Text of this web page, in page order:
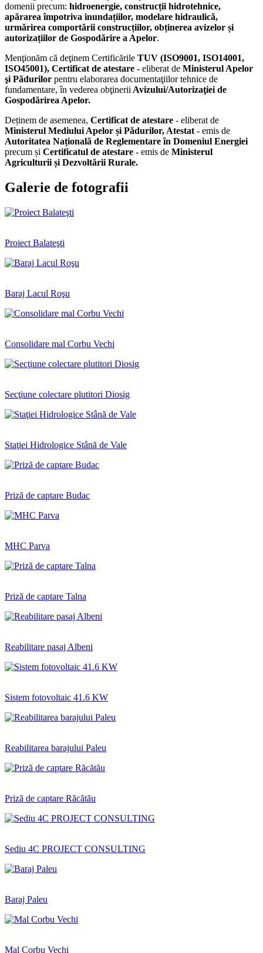
domenii precum: hidroenergie, construcții hidrotehnice,
apărarea împotriva inundațiilor, modelare hidraulică,
urmărirea comportării construcțiilor, obținerea avizelor și
autorizațiilor de Gospodărire a Apelor.
Menţionăm că deţinem Certificările TUV (ISO9001, ISO14001,
ISO45001), Certificat de atestare - eliberat de Ministerul Apelor
şi Pădurilor pentru elaborarea documentaţiilor tehnice de
fundamentare, în vederea obţinerii Avizului/Autorizaţiei de
Gospodărirea Apelor.
Deținem de asemenea, Certificat de atestare - eliberat de
Ministerul Mediului Apelor și Pădurilor, Atestat - emis de
Autoritatea Națională de Reglementare în Domeniul Energiei
precum și Certificatul de atestare - emis de Ministerul
Agriculturii și Dezvoltării Rurale.
Galerie de fotografii
Proiect Balateşti
Baraj Lacul Roşu
Consolidare mal Corbu Vechi
Secţiune colectare plutitori Diosig
Staţiei Hidrologice Stână de Vale
Priză de captare Budac
MHC Parva
Priză de captare Talna
Reabilitare pasaj Albeni
Sistem fotovoltaic 41.6 KW
Reabilitarea barajului Paleu
Priză de captare Răcătău
Sediu 4C PROJECT CONSULTING
Baraj Paleu
Mal Corbu Vechi